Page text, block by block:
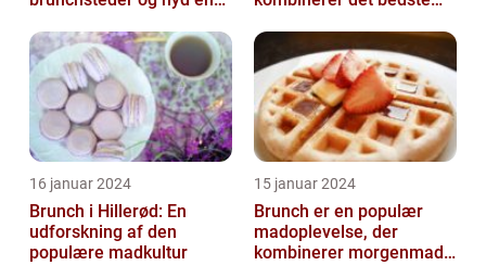
madoplevelse
frokost
16 januar 2024
Brunch i Hillerød: En
udforskning af den
populære madkultur
15 januar 2024
Brunch er en populær
madoplevelse, der
kombinerer morgenmad